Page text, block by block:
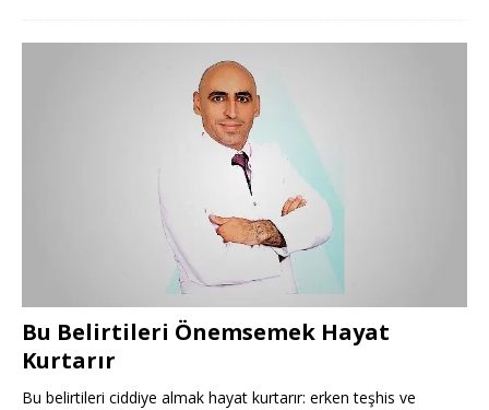
Bu Belirtileri Önemsemek Hayat
Kurtarır
Bu belirtileri ciddiye almak hayat kurtarır: erken teşhis ve